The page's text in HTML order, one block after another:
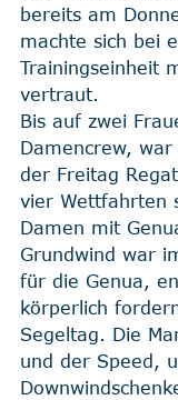
bereits am
machte sich bei
Trainingseinheit
vertraut.
Bis auf zwei
Damencrew,
der Freitag
vier Wettfahrten
Damen mit
Grundwind war
für die Genua,
körperlich
Segeltag. Die
und der Speed,